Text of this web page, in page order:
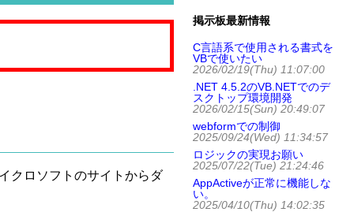
クロソフトのサイトからダ
掲示板最新情報
C言語系で使用される書式を
VBで使いたい
2026/02/19(Thu) 11:07:00
.NET 4.5.2のVB.NETでのデ
スクトップ環境開発
2026/02/15(Sun) 20:49:07
webformでの制御
2025/09/24(Wed) 11:34:57
ロジックの実現お願い
2025/07/22(Tue) 21:24:46
AppActiveが正常に機能しな
い。
2025/04/10(Thu) 14:02:35